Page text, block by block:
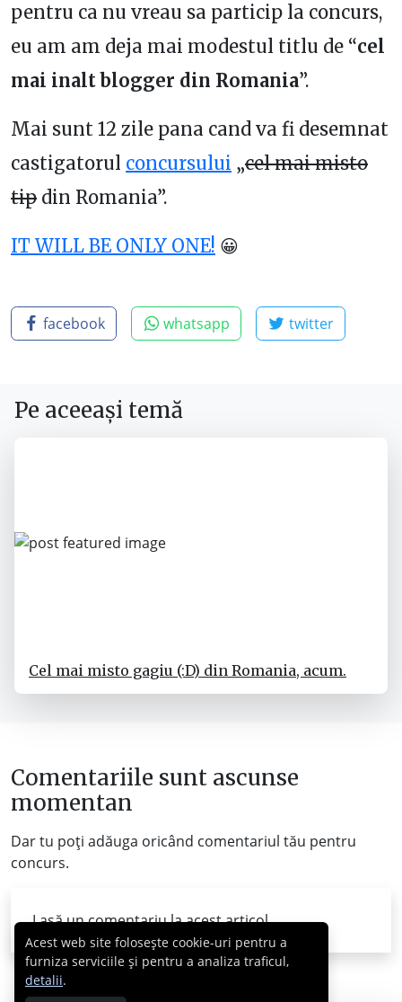
pentru ca nu vreau sa particip la concurs,
eu am am deja mai modestul titlu de “cel
mai inalt blogger din Romania”.
Mai sunt 12 zile pana cand va fi desemnat
castigatorul concursului „cel mai misto
tip din Romania”.
IT WILL BE ONLY ONE! 😀
facebook whatsapp twitter
Pe aceeași temă
Cel mai misto gagiu (:D) din Romania, acum.
Comentariile sunt ascunse
momentan
Dar tu poți adăuga oricând comentariul tău pentru
concurs.
Lasă un comentariu la acest articol...
Acest web site folosește cookie-uri pentru a
furniza serviciile și pentru a analiza traficul,
detalii.